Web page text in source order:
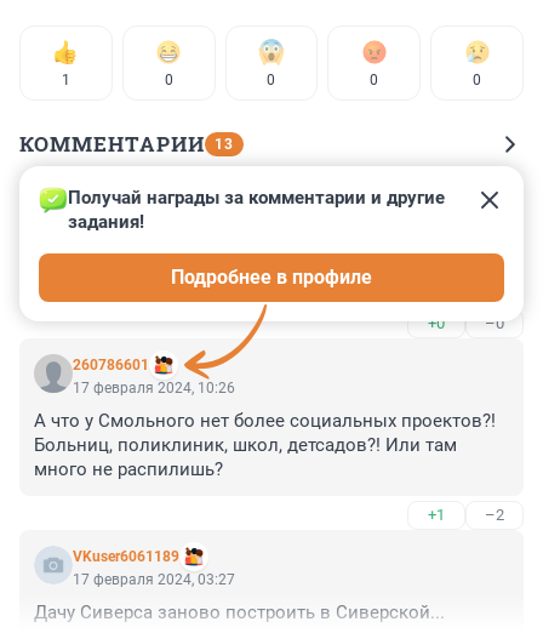
1 0 0 0 0
КОММЕНТАРИИ 13
Гость
17 февраля 2024, 19:56
Лучше бы в Рыбацком построили новый Дом
культуры - дешевле и пользы людям больше
+0 –0
260786601
Получай награды за комментарии и другие
задания!
Подробнее в профиле
17 февраля 2024, 10:26
А что у Смольного нет более социальных проектов?!
Больниц, поликлиник, школ, детсадов?! Или там
много не распилишь?
+1 –2
VKuser6061189
17 февраля 2024, 03:27
Дачу Сиверса заново построить в Сиверской...